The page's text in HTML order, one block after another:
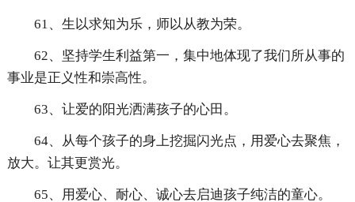
61、生以求知为乐，师以从教为荣。
62、坚持学生利益第一，集中地体现了我们所从事的
事业是正义性和崇高性。
63、让爱的阳光洒满孩子的心田。
64、从每个孩子的身上挖掘闪光点，用爱心去聚焦，
放大。让其更赏光。
65、用爱心、耐心、诚心去启迪孩子纯洁的童心。